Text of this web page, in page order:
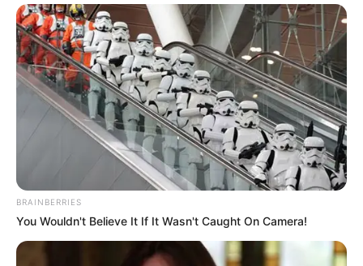
BRAINBERRIES
You Wouldn't Believe It If It Wasn't Caught On Camera!